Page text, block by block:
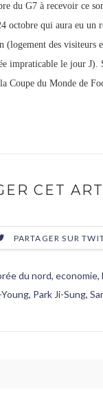
du G7 à recevoir ce
octobre qui aura eu un
(logement des visiteurs
impraticable le jour J).
Coupe du Monde de
CET
PARTAGER SUR
du nord, economie,
, Park Ji-Sung,